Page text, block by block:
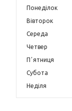
Понеділок
Вівторок
Середа
Четвер
Пʼятниця
Субота
Неділя